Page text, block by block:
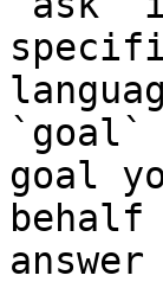
`goal`
goal